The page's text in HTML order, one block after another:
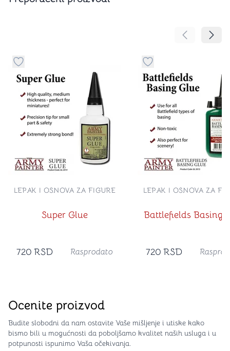
Pomeranje
Dugme za dodavanje stvari u kategoriju omiljeno
Super Glue
LEPAK I OSNOVA ZA FIGURE
720 RSD Rasprodato
Dugme za dodavanje
Battlefields Basing
LEPAK I OSNOVA ZA
720 RSD
Ocenite proizvod
Budite slobodni da nam ostavite Vaše mišljenje i utiske kako
bismo bili u mogućnosti da poboljšamo kvalitet naših usluga i u
potpunosti ispunimo Vaša očekivanja.